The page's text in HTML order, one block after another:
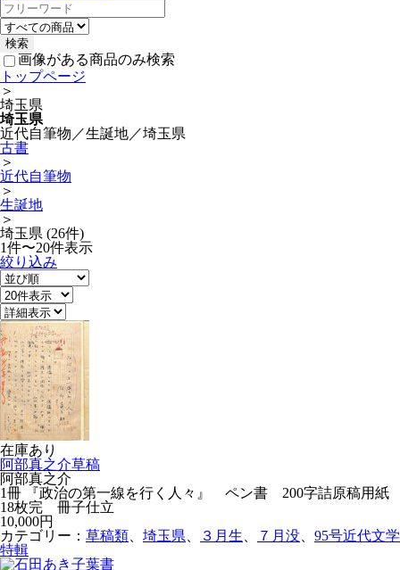
画像がある商品のみ検索
トップページ
＞
埼玉県
埼玉県
近代自筆物／生誕地／埼玉県
古書
＞
近代自筆物
＞
生誕地
＞
埼玉県 (26件)
1件〜20件表示
絞り込み
在庫あり
阿部真之介草稿
阿部真之介
1冊 『政治の第一線を行く人々』 ペン書 200字詰原稿用紙
18枚完 冊子仕立
10,000円
カテゴリー： 草稿類 埼玉県 ３月生 ７月没
95号近代文学
特輯